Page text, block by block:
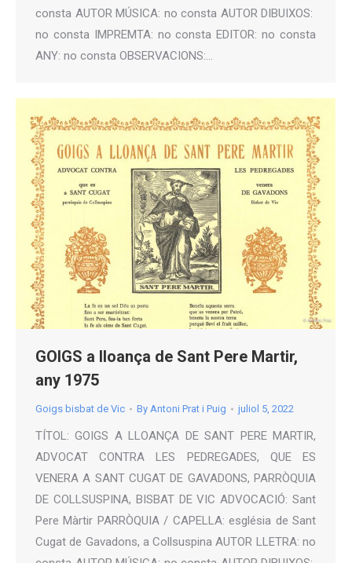
consta AUTOR MÚSICA: no consta AUTOR DIBUIXOS:
no consta IMPREMTA: no consta EDITOR: no consta
ANY: no consta OBSERVACIONS:…
GOIGS a lloança de Sant Pere Martir,
any 1975
Goigs bisbat de Vic By Antoni Prat i Puig juliol 5, 2022
TÍTOL: GOIGS A LLOANÇA DE SANT PERE MARTIR,
ADVOCAT CONTRA LES PEDREGADES, QUE ES
VENERA A SANT CUGAT DE GAVADONS, PARRÒQUIA
DE COLLSUSPINA, BISBAT DE VIC ADVOCACIÓ: Sant
Pere Màrtir PARRÒQUIA / CAPELLA: església de Sant
Cugat de Gavadons, a Collsuspina AUTOR LLETRA: no